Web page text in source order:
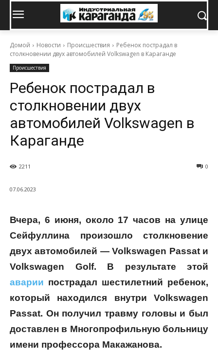
Домой Новости Происшествия
Ребенок пострадал в
столкновении двух автомобилей Volkswagen в Караганде
Происшествия
Ребенок пострадал в
столкновении двух
автомобилей Volkswagen в
Караганде
0
2211
07.06.2023
Вчера, 6 июня, около 17 часов на улице
Сейфуллина произошло столкновение
двух автомобилей — Volkswagen Passat и
Volkswagen Golf. В результате этой
аварии пострадал шестилетний ребенок,
который находился внутри Volkswagen
Passat. Он получил травму головы и был
доставлен в Многопрофильную больницу
имени профессора Макажанова.